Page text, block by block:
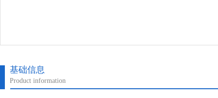
基础信息
Product information